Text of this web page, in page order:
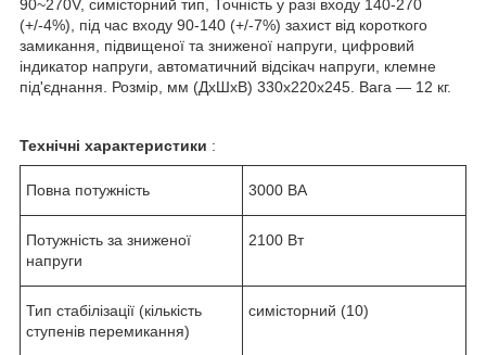
90~270V, симісторний тип, Точність у разі входу 140-270
(+/-4%), під час входу 90-140 (+/-7%) захист від короткого
замикання, підвищеної та зниженої напруги, цифровий
індикатор напруги, автоматичний відсікач напруги, клемне
під'єднання. Розмір, мм (ДхШхВ) 330х220х245. Вага — 12 кг.
Технічні характеристики :
Повна потужність 3000 ВА
Потужність за зниженої
напруги
2100 Вт
Тип стабілізації (кількість
ступенів перемикання)
симісторний (10)